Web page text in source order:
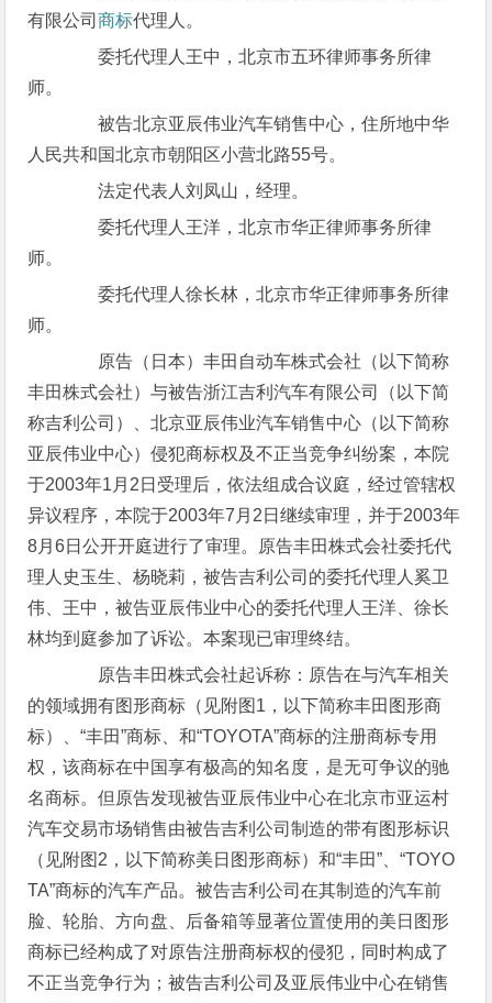
有限公司商标代理人。
委托代理人王中，北京市五环律师事务所律
师。
被告北京亚辰伟业汽车销售中心，住所地中华
人民共和国北京市朝阳区小营北路55号。
法定代表人刘凤山，经理。
委托代理人王洋，北京市华正律师事务所律
师。
委托代理人徐长林，北京市华正律师事务所律
师。
原告（日本）丰田自动车株式会社（以下简称
丰田株式会社）与被告浙江吉利汽车有限公司（以下简
称吉利公司）、北京亚辰伟业汽车销售中心（以下简称
亚辰伟业中心）侵犯商标权及不正当竞争纠纷案，本院
于2003年1月2日受理后，依法组成合议庭，经过管辖权
异议程序，本院于2003年7月2日继续审理，并于2003年
8月6日公开开庭进行了审理。原告丰田株式会社委托代
理人史玉生、杨晓莉，被告吉利公司的委托代理人奚卫
伟、王中，被告亚辰伟业中心的委托代理人王洋、徐长
林均到庭参加了诉讼。本案现已审理终结。
原告丰田株式会社起诉称：原告在与汽车相关
的领域拥有图形商标（见附图1，以下简称丰田图形商
标）、“丰田”商标、和“TOYOTA”商标的注册商标专用
权，该商标在中国享有极高的知名度，是无可争议的驰
名商标。但原告发现被告亚辰伟业中心在北京市亚运村
汽车交易市场销售由被告吉利公司制造的带有图形标识
（见附图2，以下简称美日图形商标）和“丰田”、“TOYO
TA”商标的汽车产品。被告吉利公司在其制造的汽车前
脸、轮胎、方向盘、后备箱等显著位置使用的美日图形
商标已经构成了对原告注册商标权的侵犯，同时构成了
不正当竞争行为；被告吉利公司及亚辰伟业中心在销售